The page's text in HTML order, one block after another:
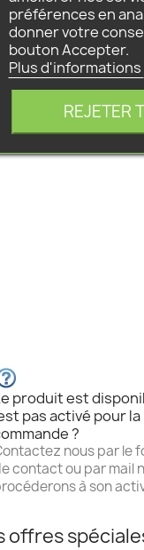
produit est
pas activé pour la
?
nous par le
contact ou par mail
à son
offres
préférences en
donner votre
bouton Accepter.
Plus d'informations
REJETER